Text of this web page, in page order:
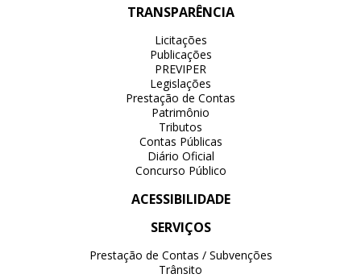
TRANSPARÊNCIA
Licitações
Publicações
PREVIPER
Legislações
Prestação de Contas
Patrimônio
Tributos
Contas Públicas
Diário Oficial
Concurso Público
ACESSIBILIDADE
SERVIÇOS
Prestação de Contas / Subvenções
Trânsito